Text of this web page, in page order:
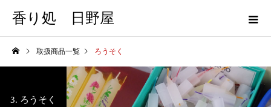
香り処 日野屋
取扱商品一覧 ろうそく
3. ろうそく